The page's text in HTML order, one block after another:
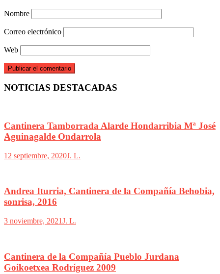
Nombre
Correo electrónico
Web
NOTICIAS DESTACADAS
Cantinera Tamborrada Alarde Hondarribia Mª José
Aguinagalde Ondarrola
12 septiembre, 2020J. L.
Andrea Iturria, Cantinera de la Compañía Behobia,
sonrisa, 2016
3 noviembre, 2021J. L.
Cantinera de la Compañía Pueblo Jurdana
Goikoetxea Rodríguez 2009